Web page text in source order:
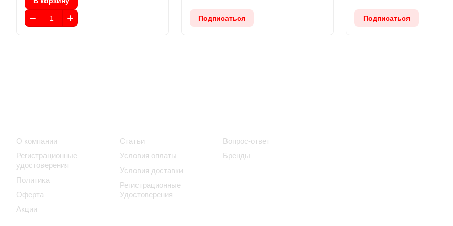
Подписаться Подписаться
О компании
Регистрационные
удостоверения
Политика
Оферта
Акции
Статьи
Условия оплаты
Условия доставки
Регистрационные
Удостоверения
Вопрос-ответ
Бренды